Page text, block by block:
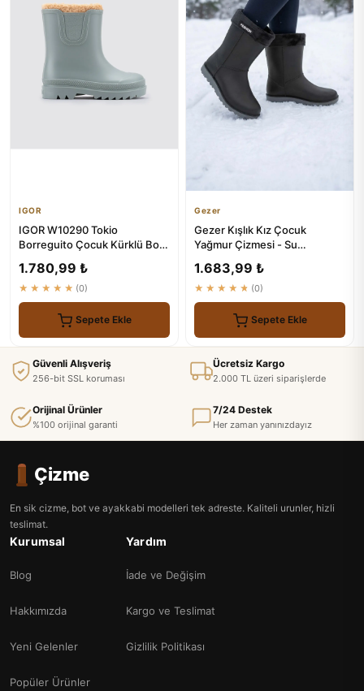
IGOR
IGOR W10290 Tokio
Borreguito Çocuk Kürklü Botu
1.780,99 ₺
★★★★★ (0)
Sepete Ekle
Gezer
Gezer Kışlık Kız Çocuk
Yağmur Çizmesi - Su
1.683,99 ₺
★★★★★ (0)
Sepete Ekle
Güvenli Alışveriş
256-bit SSL koruması
Ücretsiz Kargo
2.000 TL üzeri siparişlerde
Orijinal Ürünler
%100 orijinal garanti
7/24 Destek
Her zaman yanınızdayız
Çizme
En sik cizme, bot ve ayakkabi modelleri tek adreste. Kaliteli urunler, hizli
teslimat.
Kurumsal
Blog
Hakkımızda
Yeni Gelenler
Popüler Ürünler
Yardım
İade ve Değişim
Kargo ve Teslimat
Gizlilik Politikası